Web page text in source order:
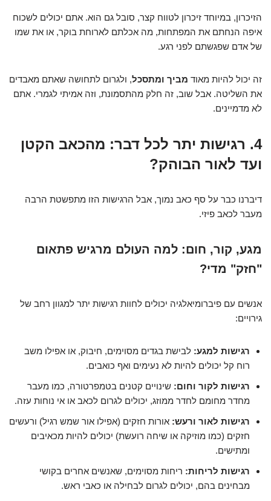
הזיכרון, במיוחד זיכרון לטווח קצר, סובל גם הוא. אתם יכולים לשכוח
איפה הנחתם את המפתחות, מה אכלתם לארוחת בוקר, או את שמו
של אדם שפגשתם לפני רגע.
זה יכול להיות מאוד מביך ומתסכל, ולגרום לתחושה שאתם מאבדים
את השליטה. אבל שוב, זה חלק מהתסמונת, וזה אמיתי לגמרי. אתם
לא מדמיינים.
4. רגישות יתר לכל דבר: מהכאב הקטן
ועד לאור הבוהק?
דיברנו כבר על סף כאב נמוך, אבל הרגישות הזו מתפשטת הרבה
מעבר לכאב פיזי.
מגע, קור, חום: למה העולם מרגיש פתאום
"חזק" מדי?
אנשים עם פיברומיאלגיה יכולים לחוות רגישות יתר למגוון רחב של
גירויים:
רגישות למגע: לבישת בגדים מסוימים, חיבוק, או אפילו משב
רוח קל יכולים להיות לא נעימים ואף כואבים.
רגישות לקור וחום: שינויים קטנים בטמפרטורה, כמו מעבר
מחדר מחומם לחדר ממוזג, יכולים לגרום לכאב או אי נוחות עזה.
רגישות לאור ורעש: אורות חזקים (אפילו אור שמש רגיל) ורעשים
חזקים (כמו מוזיקה או שיחה רועשת) יכולים להיות מכאיבים
ומתישים.
רגישות לריחות: ריחות מסוימים, שאנשים אחרים בקושי
מבחינים בהם, יכולים לגרום לבחילה או כאבי ראש.